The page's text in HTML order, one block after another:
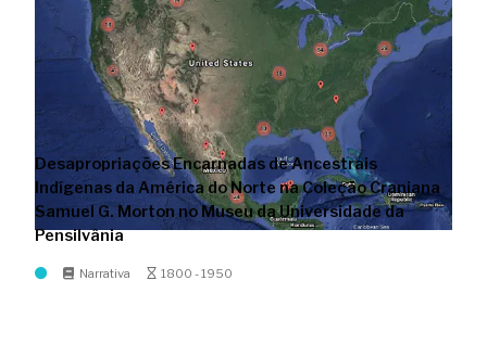
Desapropriações Encarnadas de Ancestrais
Indígenas da América do Norte na Coleção Craniana
Samuel G. Morton no Museu da Universidade da
Pensilvânia
Narrativa 1800 - 1950